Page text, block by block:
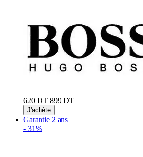
620 DT 899 DT
J'achète
Garantie 2 ans
- 31%